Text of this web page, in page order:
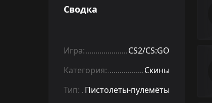
Сводка
Игра:
CS2/CS:GO
Категория:
Скины
Тип: Пистолеты-пулемёты